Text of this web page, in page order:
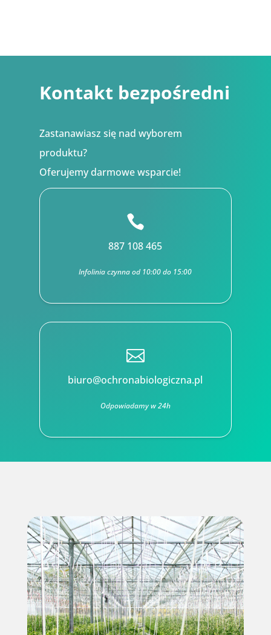
Kontakt bezpośredni
Zastanawiasz się nad wyborem
produktu?
Oferujemy darmowe wsparcie!

887 108 465
Infolinia czynna od 10:00 do 15:00

biuro@ochronabiologiczna.pl
Odpowiadamy w 24h